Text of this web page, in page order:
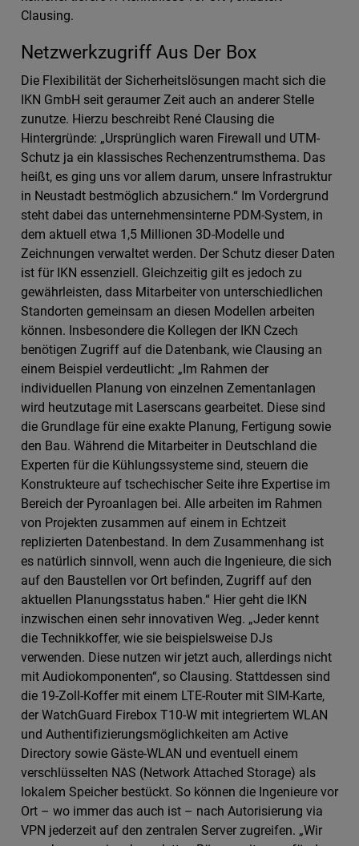
Clausing.
Netzwerkzugriff Aus Der Box
Die Flexibilität der Sicherheitslösungen macht sich die
IKN GmbH seit geraumer Zeit auch an anderer Stelle
zunutze. Hierzu beschreibt René Clausing die
Hintergründe: „Ursprünglich waren Firewall und UTM-
Schutz ja ein klassisches Rechenzentrumsthema. Das
heißt, es ging uns vor allem darum, unsere Infrastruktur
in Neustadt bestmöglich abzusichern.“ Im Vordergrund
steht dabei das unternehmensinterne PDM-System, in
dem aktuell etwa 1,5 Millionen 3D-Modelle und
Zeichnungen verwaltet werden. Der Schutz dieser Daten
ist für IKN essenziell. Gleichzeitig gilt es jedoch zu
gewährleisten, dass Mitarbeiter von unterschiedlichen
Standorten gemeinsam an diesen Modellen arbeiten
können. Insbesondere die Kollegen der IKN Czech
benötigen Zugriff auf die Datenbank, wie Clausing an
einem Beispiel verdeutlicht: „Im Rahmen der
individuellen Planung von einzelnen Zementanlagen
wird heutzutage mit Laserscans gearbeitet. Diese sind
die Grundlage für eine exakte Planung, Fertigung sowie
den Bau. Während die Mitarbeiter in Deutschland die
Experten für die Kühlungssysteme sind, steuern die
Konstrukteure auf tschechischer Seite ihre Expertise im
Bereich der Pyroanlagen bei. Alle arbeiten im Rahmen
von Projekten zusammen auf einem in Echtzeit
replizierten Datenbestand. In dem Zusammenhang ist
es natürlich sinnvoll, wenn auch die Ingenieure, die sich
auf den Baustellen vor Ort befinden, Zugriff auf den
aktuellen Planungsstatus haben.“ Hier geht die IKN
inzwischen einen sehr innovativen Weg. „Jeder kennt
die Technikkoffer, wie sie beispielsweise DJs
verwenden. Diese nutzen wir jetzt auch, allerdings nicht
mit Audiokomponenten“, so Clausing. Stattdessen sind
die 19-Zoll-Koffer mit einem LTE-Router mit SIM-Karte,
der WatchGuard Firebox T10-W mit integriertem WLAN
und Authentifizierungsmöglichkeiten am Active
Directory sowie Gäste-WLAN und eventuell einem
verschlüsselten NAS (Network Attached Storage) als
lokalem Speicher bestückt. So können die Ingenieure vor
Ort – wo immer das auch ist – nach Autorisierung via
VPN jederzeit auf den zentralen Server zugreifen. „Wir